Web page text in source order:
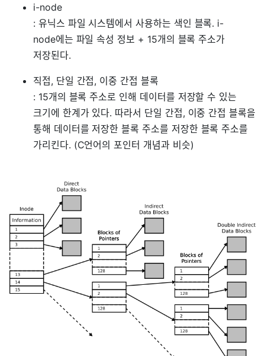
i-node
: 유닉스 파일 시스템에서 사용하는 색인 블록. i-
node에는 파일 속성 정보 + 15개의 블록 주소가
저장된다.
직접, 단일 간접, 이중 간접 블록
: 15개의 블록 주소로 인해 데이터를 저장할 수 있는
크기에 한계가 있다. 따라서 단일 간접, 이중 간접 블록을
통해 데이터를 저장한 블록 주소를 저장한 블록 주소를
가리킨다. (C언어의 포인터 개념과 비슷)